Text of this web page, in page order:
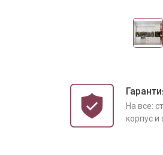
На все:
корпус